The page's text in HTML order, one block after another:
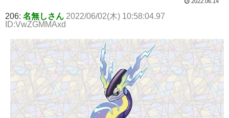
206: 名無しさん 2022/06/02(木) 10:58:04.97
ID:VwZGMMAxd